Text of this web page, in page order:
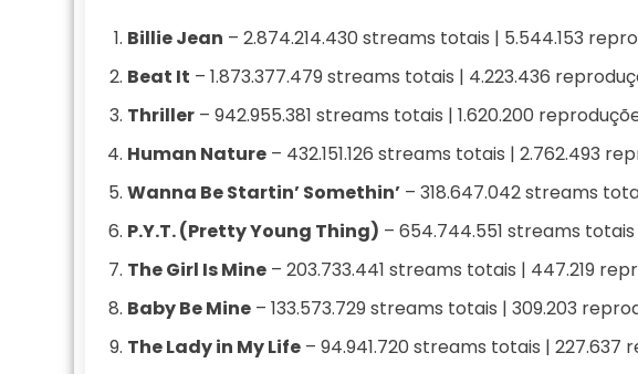
Billie Jean – 2.874.214.430 streams totais | 5.544.153
Beat It – 1.873.377.479 streams totais | 4.223.436
Thriller – 942.955.381 streams totais | 1.620.200
Human Nature – 432.151.126 streams totais | 2.762.493
Wanna Be Startin’ Somethin’ – 318.647.042 streams
P.Y.T. (Pretty Young Thing) – 654.744.551 streams totais
The Girl Is Mine – 203.733.441 streams totais | 447.219
Baby Be Mine – 133.573.729 streams totais | 309.203
The Lady in My Life – 94.941.720 streams totais | 227.637